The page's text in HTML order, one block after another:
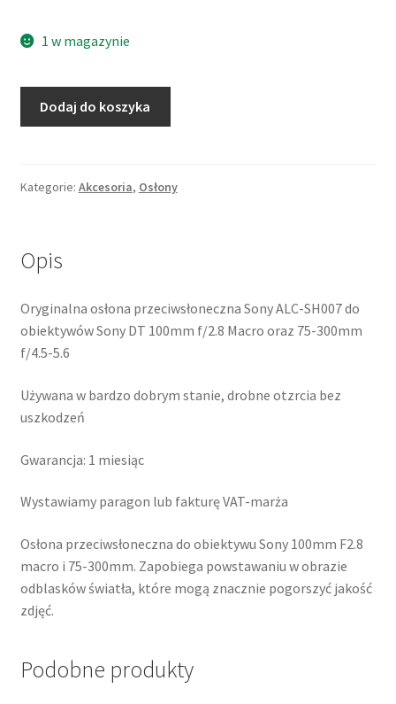
1 w magazynie
osłona
75-
300mm
Dodaj do koszyka
Kategorie: Akcesoria, Osłony
Opis
Oryginalna osłona przeciwsłoneczna Sony ALC-SH007 do
obiektywów Sony DT 100mm f/2.8 Macro oraz 75-300mm
f/4.5-5.6
Używana w bardzo dobrym stanie, drobne otzrcia bez
uszkodzeń
Gwarancja: 1 miesiąc
Wystawiamy paragon lub fakturę VAT-marża
Osłona przeciwsłoneczna do obiektywu Sony 100mm F2.8
macro i 75-300mm. Zapobiega powstawaniu w obrazie
odblasków światła, które mogą znacznie pogorszyć jakość
zdjęć.
Podobne produkty